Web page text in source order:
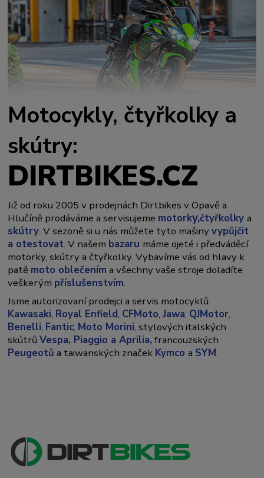
Motocykly, čtyřkolky a
skútry:
DIRTBIKES.CZ
Již od roku 2005 v prodejnách Dirtbikes v Opavě a
Hlučíně prodáváme a servisujeme motorky,čtyřkolkya
skútry. V sezoně si u nás můžete tyto mašinyvypůjčit
a otestovat. V našem bazaru máme ojeté i předváděcí
motorky, skútry a čtyřkolky. Vybavíme vás od hlavy k
patě moto oblečením a všechny vaše stroje doladíte
veškerým příslušenstvím.
Jsme autorizovaní prodejci a servis motocyklů
Kawasaki, Royal Enfield, CFMoto,Jawa, QJMotor,
Benelli, Fantic, Moto Morini, stylových italských
skútrůVespa, Piaggio a Aprilia, francouzských
Peugeotů a taiwanských značek Kymcoa SYM.